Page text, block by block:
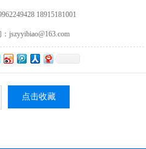
18915181001
jszyyibiao@163.com
点击收藏